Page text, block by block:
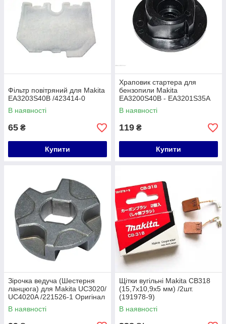
Фільтр повітряний для Makita
EA3203S40B /423414-0
В наявності
65 ₴
Купити
Храповик стартера для
бензопили Makita
EA3200S40B - EA3201S35A
/453786-9
В наявності
119 ₴
Купити
Зірочка ведуча (Шестерня
ланцюга) для Makita UC3020/
UC4020A /221526-1 Оригінал
В наявності
Щітки вугільні Makita СВ318
(15,7х10,9х5 мм) /2шт.
(191978-9)
В наявності